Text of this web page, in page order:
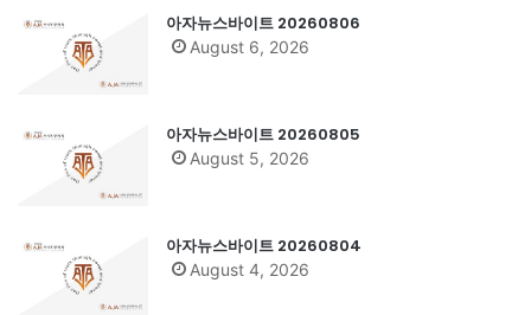
아자뉴스바이트 20260806
August 6, 2026
아자뉴스바이트 20260805
August 5, 2026
아자뉴스바이트 20260804
August 4, 2026